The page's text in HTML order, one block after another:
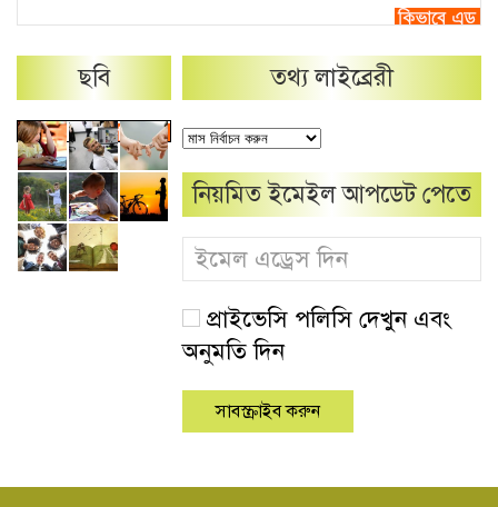
ছবি তথ্য লাইব্রেরী
নিয়মিত ইমেইল আপডেট পেতে
প্রাইভেসি পলিসি দেখুন এবং
অনুমতি দিন